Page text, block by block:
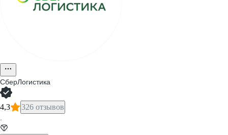
СберЛогистика
4,3 326 отзывов
·